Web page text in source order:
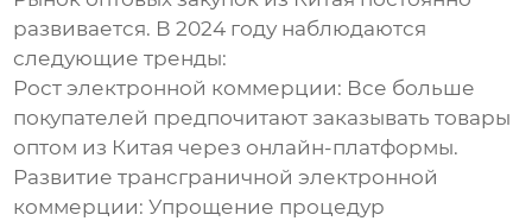
развивается. В 2024 году наблюдаются
следующие тренды:
Рост электронной коммерции: Все больше
покупателей предпочитают заказывать товары
оптом из Китая через онлайн-платформы.
Развитие трансграничной электронной
коммерции: Упрощение процедур